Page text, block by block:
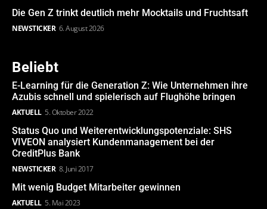
Die Gen Z trinkt deutlich mehr Mocktails und Fruchtsaft
NEWSTICKER 6. August 2026
Beliebt
E-Learning für die Generation Z: Wie Unternehmen ihre
Azubis schnell und spielerisch auf Flughöhe bringen
AKTUELL 5. Oktober 2022
Status Quo und Weiterentwicklungspotenziale: SHS
VIVEON analysiert Kundenmanagement bei der
CreditPlus Bank
NEWSTICKER 8. Juni 2017
Mit wenig Budget Mitarbeiter gewinnen
AKTUELL 5. Mai 2023